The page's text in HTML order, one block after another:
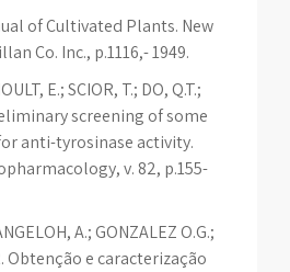
of Cultivated Plants. New
Co. Inc., p.1116,- 1949.
E.; SCIOR, T.; DO, Q.T.;
screening of some
anti-tyrosinase activity.
v. 82, p.155-
A.; GONZALEZ O.G.;
Obtenção e caracterização